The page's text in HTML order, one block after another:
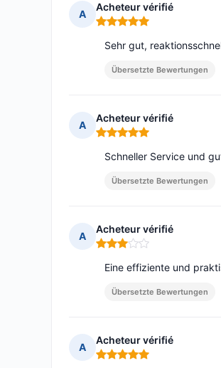
A
Acheteur vérifié
Hinweis: 5 von 5
Sehr gut,
Übersetzte Bewertungen
A
Acheteur vérifié
Hinweis: 5 von 5
Schneller Service und
Übersetzte Bewertungen
A
Acheteur vérifié
Hinweis: 3 von 5
Eine effiziente und
Übersetzte Bewertungen
A
Acheteur vérifié
Hinweis: 5 von 5